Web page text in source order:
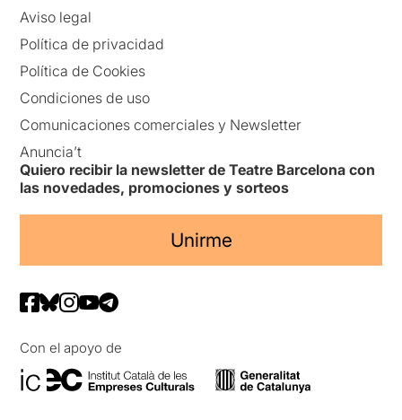
Aviso legal
Política de privacidad
Política de Cookies
Condiciones de uso
Comunicaciones comerciales y Newsletter
Anuncia’t
Quiero recibir la newsletter de Teatre Barcelona con
las novedades, promociones y sorteos
Unirme
Con el apoyo de